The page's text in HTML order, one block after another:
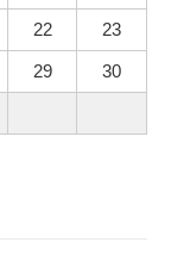
22 23
29 30